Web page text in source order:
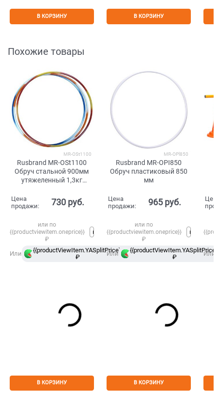
В КОРЗИНУ В КОРЗИНУ
Похожие товары
MR-OSt1100
Rusbrand MR-OSt1100
Обруч стальной 900мм
утяжеленный 1,3кг
Цена
продажи:
730 руб.
или по
{{productviewitem.oneprice}}
₽
Или
{{productViewItem.YASplitPrice}}
₽
в
Сплит
В КОРЗИНУ
MR-OPl850
Rusbrand MR-OPI850
Обруч пластиковый 850
мм
Цена
продажи:
965 руб.
или по
{{productviewitem.oneprice}}
₽
Или
₽
В КОРЗИНУ
Или